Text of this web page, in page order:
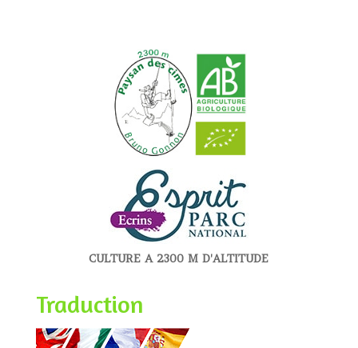
CULTURE A 2300 M D'ALTITUDE
Traduction